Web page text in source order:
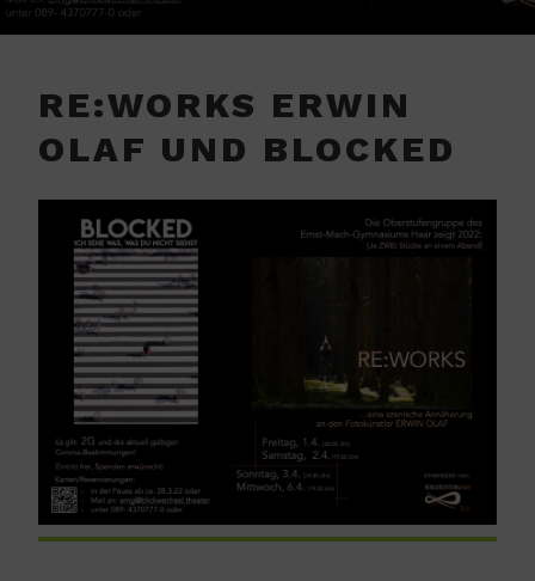
RE:WORKS ERWIN
OLAF UND BLOCKED